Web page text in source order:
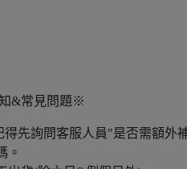
&常見問題※
先詢問客服人員"是否需額外
。